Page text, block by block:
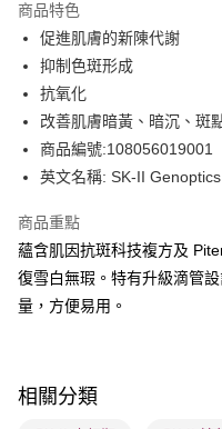
PayMe
WeChat Pay
BoC Pay
送貨方式
每筆HK$65.00，滿
順豐站及營業點 - 確認發貨
每筆HK$65.00，滿
每筆HK$65.00，滿
商品特色
促進肌膚的新陳代謝
抑制色斑形成
抗氧化
改善肌膚暗黃、暗沉、斑
商品編號:108056019001
英文名稱: SK-II
商品重點
蘊含肌因抗斑科技複方及
復雪白無瑕。特有升級滴管
量，方便易用。
相關分類